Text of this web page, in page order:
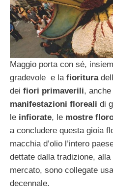
Maggio porta con sé,
gradevole e lafioritura
dei fiori primaverili,
manifestazioni floreali di
le infiorate, le mostre
a concludere questa gioia
macchia d’olio l’intero
dettate dalla tradizione,
mercato, sono collegate
decennale.